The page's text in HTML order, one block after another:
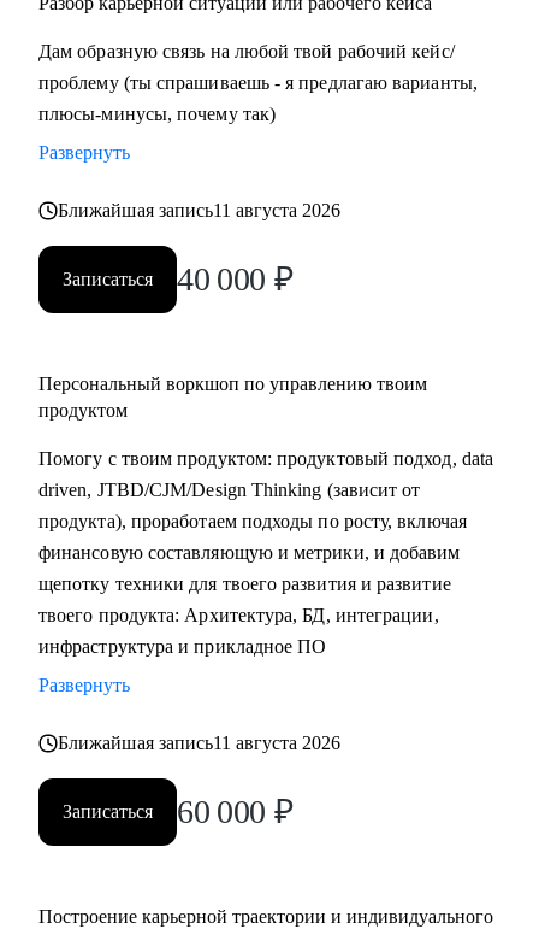
Дам образную связь на любой твой рабочий кейс/
проблему (ты спрашиваешь - я предлагаю варианты,
плюсы-минусы, почему так)
Развернуть
Ближайшая запись11 августа 2026
Записаться 40 000 ₽
Персональный воркшоп по управлению твоим
продуктом
Помогу с твоим продуктом: продуктовый подход, data
driven, JTBD/CJM/Design Thinking (зависит от
продукта), проработаем подходы по росту, включая
финансовую составляющую и метрики, и добавим
щепотку техники для твоего развития и развитие
твоего продукта: Архитектура, БД, интеграции,
инфраструктура и прикладное ПО
Развернуть
Ближайшая запись11 августа 2026
Записаться 60 000 ₽
Построение карьерной траектории и индивидуального